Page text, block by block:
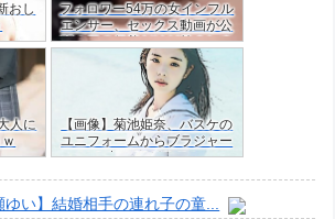
おし
フォロワー54万の女インフル
エンサー、セックス動画が公
開！目の保養だけど羨ましす
ぎた・・ｗｗ
人に
【画像】菊池姫奈、バスケの
ユニフォームからブラジャー
はみ出すJKグラドルｗ
い】結婚相手の連れ子の童...